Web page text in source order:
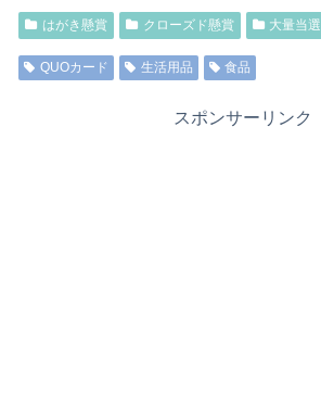
はがき懸賞 クローズド懸賞 大量当選
QUOカード 生活用品 食品
スポンサーリンク